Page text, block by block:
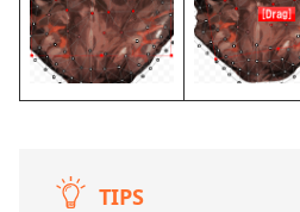
TIPS